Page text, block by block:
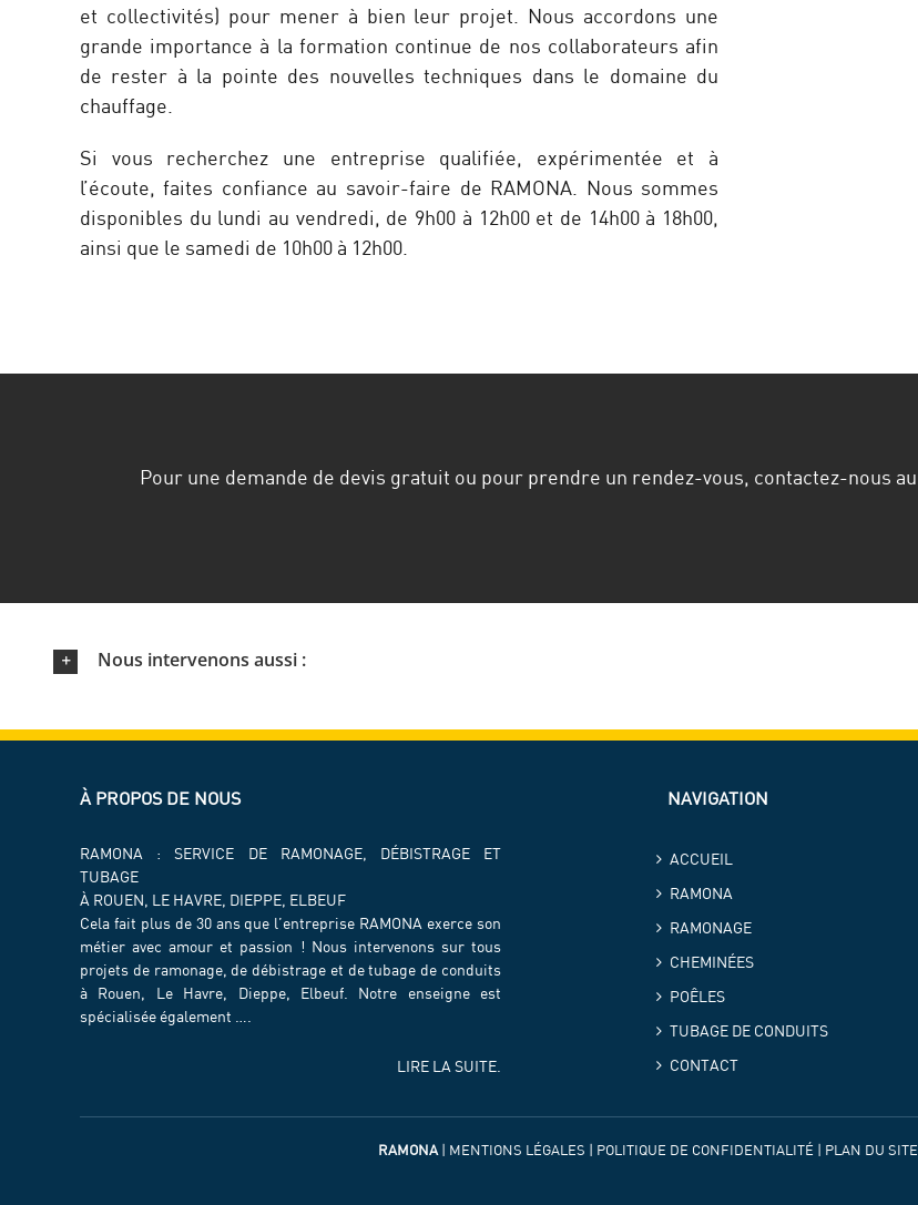
et collectivités) pour mener à bien leur projet. Nous accordons une
grande importance à la formation continue de nos collaborateurs afin
de rester à la pointe des nouvelles techniques dans le domaine du
chauffage.
Si vous recherchez une entreprise qualifiée, expérimentée et à
l’écoute, faites confiance au savoir-faire de RAMONA. Nous sommes
disponibles du lundi au vendredi, de 9h00 à 12h00 et de 14h00 à 18h00,
ainsi que le samedi de 10h00 à 12h00.
Pour une demande de devis gratuit ou pour prendre un rendez-vous, contactez-nous au
Nous intervenons aussi :
À PROPOS DE NOUS
RAMONA : SERVICE DE RAMONAGE, DÉBISTRAGE ET
TUBAGE
À ROUEN, LE HAVRE, DIEPPE, ELBEUF
Cela fait plus de 30 ans que l’entreprise RAMONA exerce son
métier avec amour et passion ! Nous intervenons sur tous
projets de ramonage, de débistrage et de tubage de conduits
à Rouen, Le Havre, Dieppe, Elbeuf. Notre enseigne est
spécialisée également ….
LIRE LA SUITE.
NAVIGATION
ACCUEIL
RAMONA
RAMONAGE
CHEMINÉES
POÊLES
TUBAGE DE CONDUITS
CONTACT
RAMONA | MENTIONS LÉGALES | POLITIQUE DE CONFIDENTIALITÉ | PLAN DU SITE